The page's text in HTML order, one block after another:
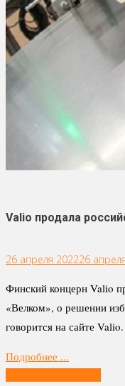
Valio продала
26 апреля 202226
Финский концерн Valio
«Велком», о решении
говорится на сайте Valio.
Подробнее ...